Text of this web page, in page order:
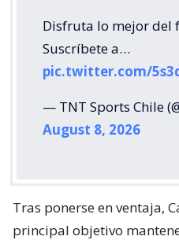
Disfruta lo mejor del
Suscríbete a…
pic.twitter.com/
— TNT Sports Chile
August 8, 2026
Tras ponerse en ventaja,
principal objetivo